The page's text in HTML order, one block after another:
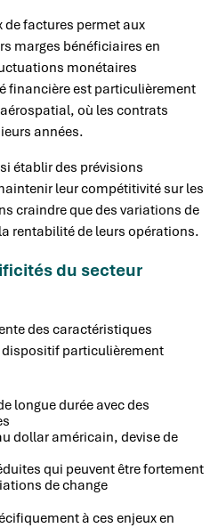
de factures permet aux
marges bénéficiaires en
monétaires
financière est particulièrement
où les contrats
années.
établir des prévisions
leur compétitivité sur les
craindre que des variations de
rentabilité de leurs opérations.
du secteur
des caractéristiques
particulièrement
longue durée avec des
dollar américain, devise de
qui peuvent être fortement
de change
à ces enjeux en